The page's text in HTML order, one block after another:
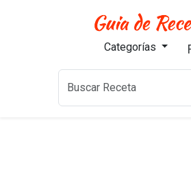
Categorías